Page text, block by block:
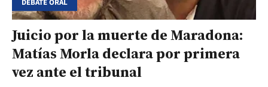
DEBATE ORAL
Juicio por la muerte de Maradona:
Matías Morla declara por primera
vez ante el tribunal